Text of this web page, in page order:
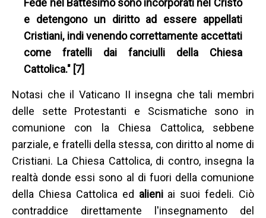
e detengono un diritto ad essere appellati
Cristiani, indi venendo correttamente accettati
come fratelli dai fanciulli della Chiesa
Cattolica." [7]
Notasi che il Vaticano II insegna che tali membri
delle sette Protestanti e Scismatiche sono in
comunione con la Chiesa Cattolica, sebbene
parziale, e fratelli della stessa, con diritto al nome di
Cristiani. La Chiesa Cattolica, di contro, insegna la
realtà donde essi sono al di fuori della comunione
della Chiesa Cattolica ed alieni ai suoi fedeli. Ciò
contraddice direttamente l'insegnamento del